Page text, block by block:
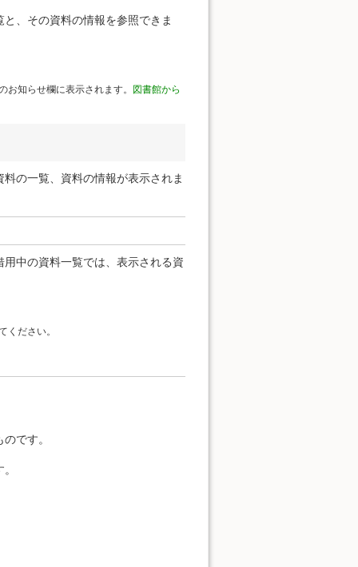
、その資料の情報を参照できま
知らせ欄に表示されます。 図書館から
の一覧、資料の情報が表示されま
中の資料一覧では、表示される資
ください。
です。